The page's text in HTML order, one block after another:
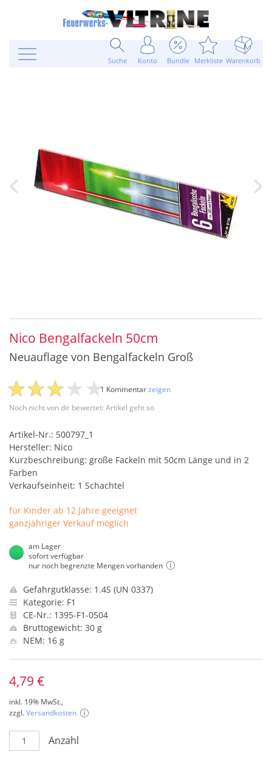
Suche Konto Bundle Merkliste Warenkorb
Nico Bengalfackeln 50cm
Neuauflage von Bengalfackeln Groß
Noch nicht von dir bewertet: Artikel geht so
1 Kommentarzeigen
Artikel-Nr.: 500797_1
Hersteller: Nico
Kurzbeschreibung: große Fackeln mit 50cm Länge und in 2
Farben
Verkaufseinheit: 1 Schachtel
für Kinder ab 12 Jahre geeignet
ganzjähriger Verkauf möglich
am Lager
sofort verfügbar
nur noch begrenzte Mengen vorhanden
Gefahrgutklasse: 1.4S (UN 0337)
Kategorie: F1
CE-Nr.: 1395-F1-0504
Bruttogewicht: 30 g
NEM: 16 g
4,79 €
inkl. 19% MwSt.,
zzgl.Versandkosten
Anzahl